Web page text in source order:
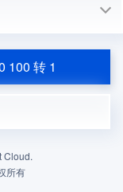
100 转 1
Cloud.
所有